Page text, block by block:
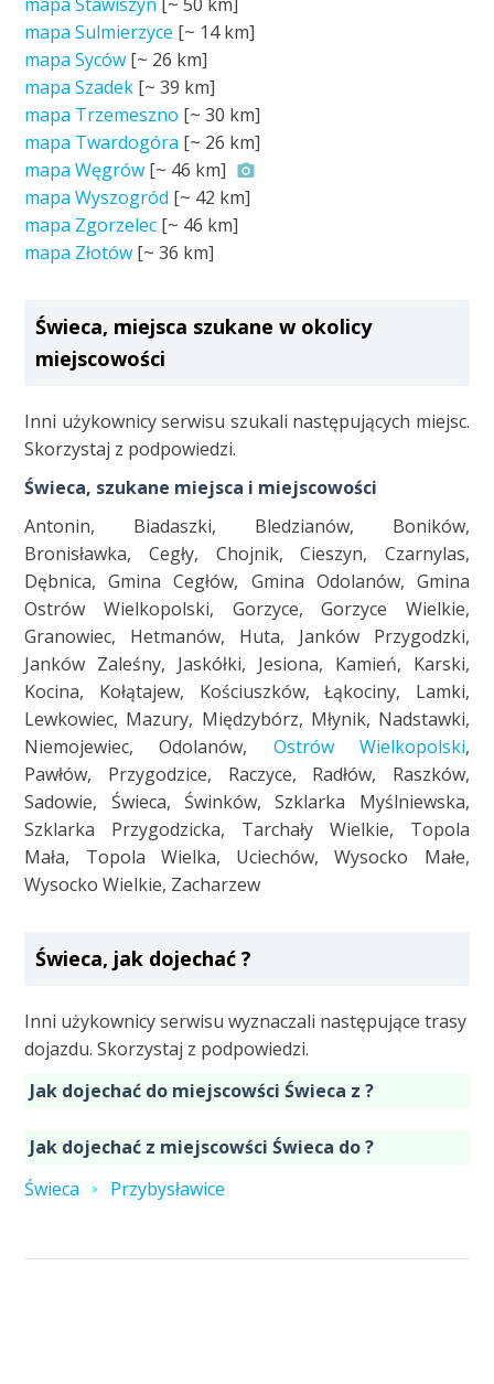
mapa Sulmierzyce [~ 14 km]
mapa Syców [~ 26 km]
mapa Szadek [~39 km]
mapa Trzemeszno [~30 km]
mapa Twardogóra [~ 26 km]
mapa Węgrów [~ 46 km]
mapa Wyszogród [~ 42 km]
mapa Zgorzelec [~ 46 km]
mapa Złotów [~36 km]
Świeca, miejsca szukane w okolicy
miejscowości
Inni użykownicy serwisu szukali następujących miejsc.
Skorzystaj z podpowiedzi.
Świeca, szukane miejsca i miejscowości
Antonin, Biadaszki, Bledzianów, Boników,
Bronisławka, Cegły, Chojnik, Cieszyn, Czarnylas,
Dębnica, Gmina Cegłów, Gmina Odolanów, Gmina
Ostrów Wielkopolski, Gorzyce, Gorzyce Wielkie,
Granowiec, Hetmanów, Huta, Janków Przygodzki,
Janków Zaleśny, Jaskółki, Jesiona, Kamień, Karski,
Kocina, Kołątajew, Kościuszków, Łąkociny, Lamki,
Lewkowiec, Mazury, Międzybórz, Młynik, Nadstawki,
Niemojewiec, Odolanów, Ostrów Wielkopolski,
Pawłów, Przygodzice, Raczyce, Radłów, Raszków,
Sadowie, Świeca, Świnków, Szklarka Myślniewska,
Szklarka Przygodzicka, Tarchały Wielkie, Topola
Mała, Topola Wielka, Uciechów, Wysocko Małe,
Wysocko Wielkie, Zacharzew
Świeca, jak dojechać ?
Inni użykownicy serwisu wyznaczali następujące trasy
dojazdu. Skorzystaj z podpowiedzi.
Jak dojechać do miejscowści Świeca z ?
Jak dojechać z miejscowści Świeca do ?
Świeca
Przybysławice